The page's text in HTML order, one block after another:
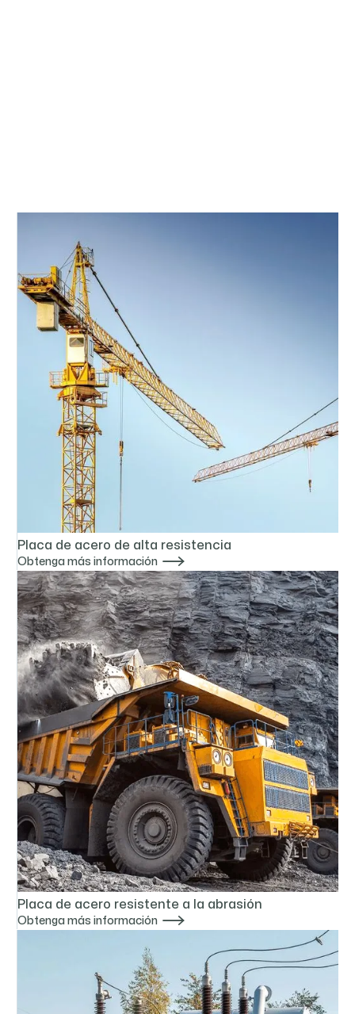
Placa de acero de alta resistencia
Obtenga más información 
Placa de acero resistente a la abrasión
Obtenga más información 